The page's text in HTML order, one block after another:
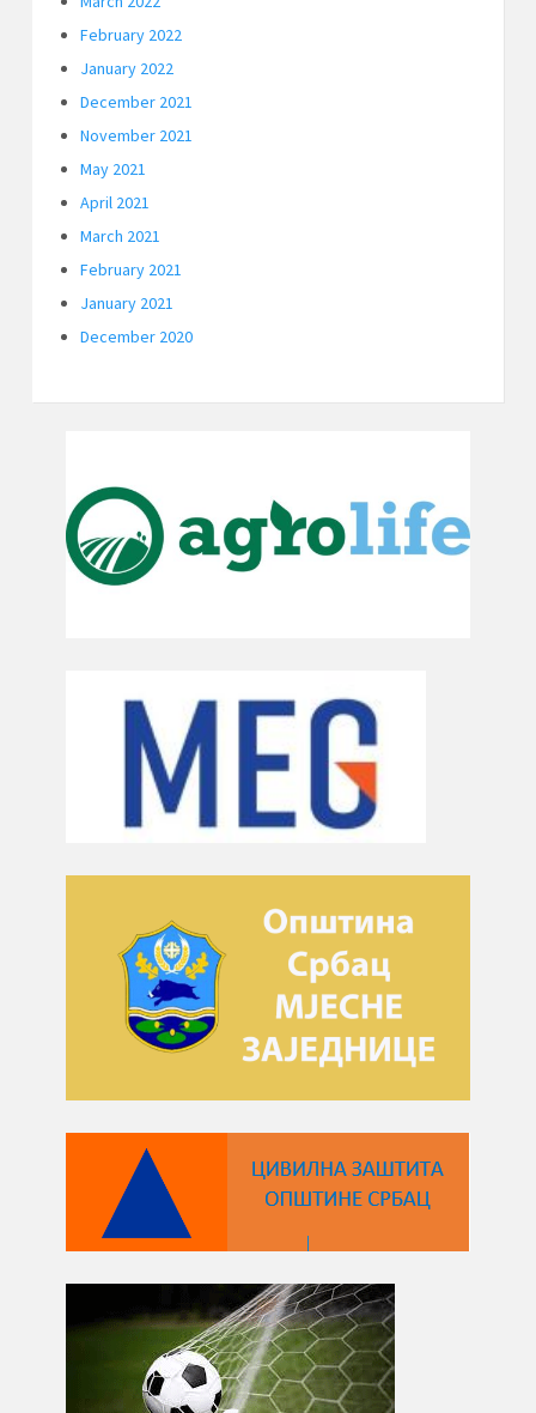
February 2022
January 2022
December 2021
November 2021
May 2021
April 2021
March 2021
February 2021
January 2021
December 2020